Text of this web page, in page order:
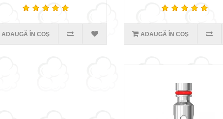
ADAUGĂ ÎN COŞ ADAUGĂ ÎN COŞ